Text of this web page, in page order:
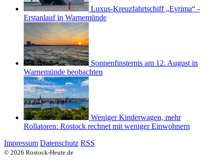
Luxus-Kreuzfahrtschiff „Evrima“ -
Erstanlauf in Warnemünde
Sonnenfinsternis am 12. August in
Warnemünde beobachten
Weniger Kinderwagen, mehr
Rollatoren: Rostock rechnet mit weniger Einwohnern
Impressum Datenschutz RSS
© 2026 Rostock-Heute.de